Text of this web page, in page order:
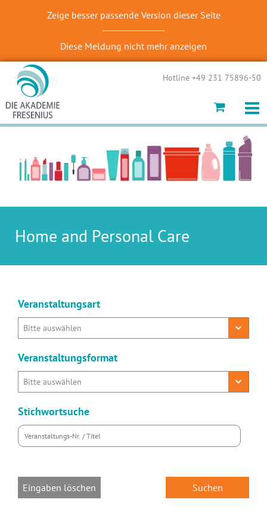
Zeige besser passende Version dieser Seite
Diese Meldung nicht mehr anzeigen
Hotline +49 231 75896-50
Home and Personal Care
Veranstaltungsart
Veranstaltungsformat
Stichwortsuche
Eingaben löschen